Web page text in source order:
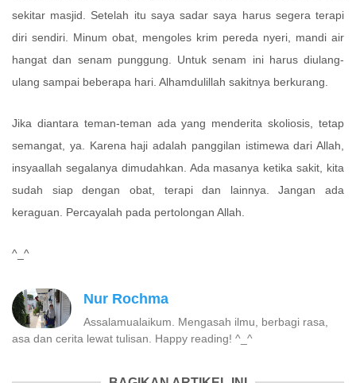
sekitar masjid. Setelah itu saya sadar saya harus segera terapi
diri sendiri. Minum obat, mengoles krim pereda nyeri, mandi air
hangat dan senam punggung. Untuk senam ini harus diulang-
ulang sampai beberapa hari. Alhamdulillah sakitnya berkurang.
Jika diantara teman-teman ada yang menderita skoliosis, tetap
semangat, ya. Karena haji adalah panggilan istimewa dari Allah,
insyaallah segalanya dimudahkan. Ada masanya ketika sakit, kita
sudah siap dengan obat, terapi dan lainnya. Jangan ada
keraguan. Percayalah pada pertolongan Allah.
^_^
Nur Rochma
Assalamualaikum. Mengasah ilmu, berbagi rasa,
asa dan cerita lewat tulisan. Happy reading! ^_^